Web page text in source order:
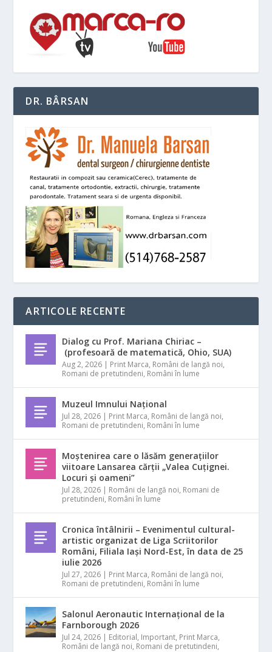
DR. BÂRSAN
ARTICOLE RECENTE
Dialog cu Prof. Mariana Chiriac –
(profesoară de matematică, Ohio, SUA)
Aug 2, 2026 | Print Marca, Români de langă noi,
Romani de pretutindeni, Români în lume
Muzeul Imnului Național
Jul 28, 2026 | Print Marca, Români de langă noi,
Romani de pretutindeni, Români în lume
Moștenirea care o lăsăm generațiilor
viitoare Lansarea cărții „Valea Cuțignei.
Locuri și oameni”
Jul 28, 2026 | Români de langă noi, Romani de
pretutindeni, Români în lume
Cronica întâlnirii – Evenimentul cultural-
artistic organizat de Liga Scriitorilor
Români, Filiala Iași Nord-Est, în data de 25
iulie 2026
Jul 27, 2026 | Print Marca, Români de langă noi,
Romani de pretutindeni, Români în lume
Salonul Aeronautic Internațional de la
Farnborough 2026
Jul 24, 2026 | Editorial, Important, Print Marca,
Români de langă noi, Romani de pretutindeni,